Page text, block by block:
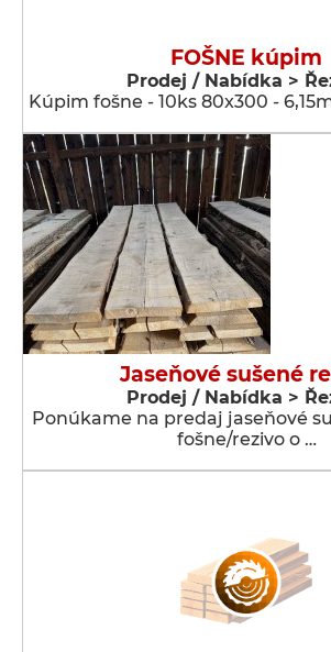
FOŠNE kúpim
Prodej / Nabídka >
Kúpim fošne - 10ks 80x300 -
Jaseňové sušené
Prodej / Nabídka >
Ponúkame na predaj jaseňové
fošne/rezivo o …